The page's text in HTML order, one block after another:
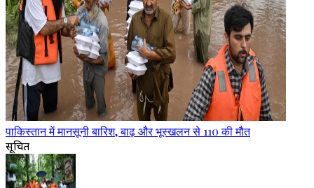
पाकिस्तान में मानसूनी बारिश, बाढ़ और भूस्खलन से 110 की मौत
सूचित